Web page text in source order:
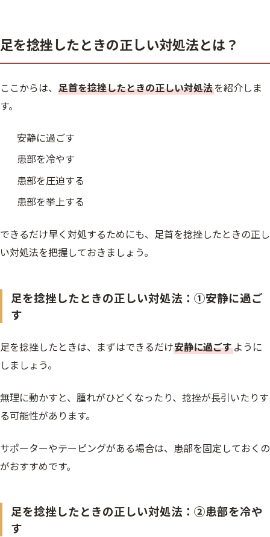
足を捻挫したときの正しい対処法とは？
ここからは、 足首を捻挫したときの正しい対処法を紹介しま
す。
安静に過ごす
患部を冷やす
患部を圧迫する
患部を挙上する
できるだけ早く対処するためにも、足首を捻挫したときの正し
い対処法を把握しておきましょう。
足を捻挫したときの正しい対処法：①安静に過ご
す
足を捻挫したときは、まずはできるだけ安静に過ごすように
しましょう。
無理に動かすと、腫れがひどくなったり、捻挫が長引いたりす
る可能性があります。
サポーターやテーピングがある場合は、患部を固定しておくの
がおすすめです。
足を捻挫したときの正しい対処法：②患部を冷や
す